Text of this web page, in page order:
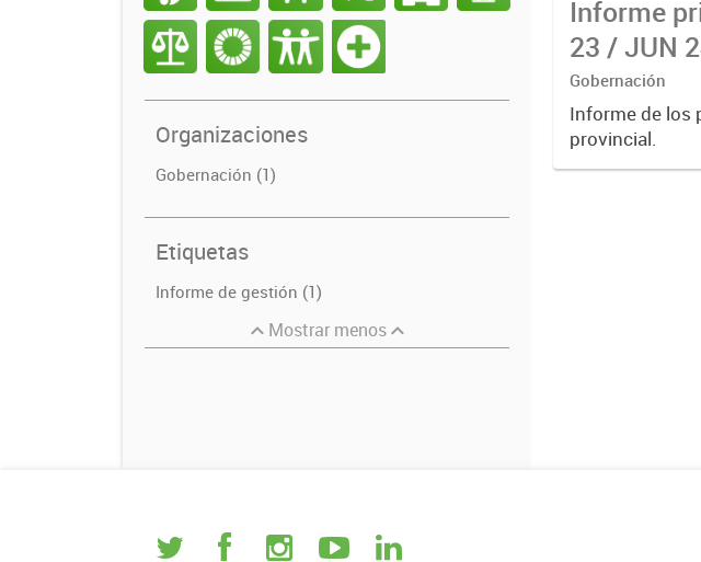
Organizaciones
Gobernación (1)
Etiquetas
Informe de gestión (1)
Mostrar menos
Informe
23 / JUN
Gobernación
Informe de los
provincial.